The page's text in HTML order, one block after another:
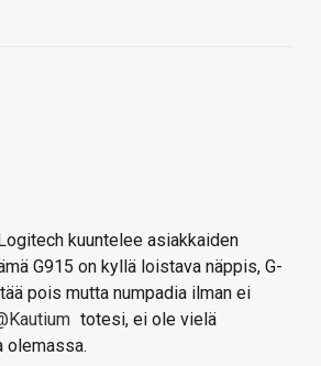
kuuntelee asiakkaiden
G915 on kyllä loistava näppis, G-
pois mutta numpadia ilman ei
totesi, ei ole vielä
olemassa.